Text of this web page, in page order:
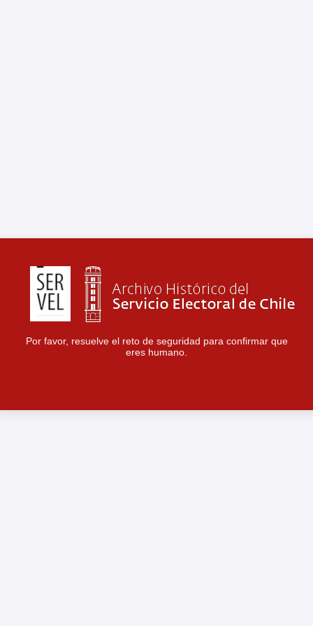
Por favor, resuelve el reto de seguridad para confirmar que
eres humano.